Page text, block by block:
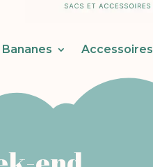
Bananes Accessoires